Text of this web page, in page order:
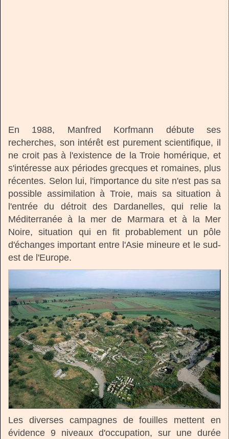
En 1988, Manfred Korfmann débute ses
recherches, son intérêt est purement scientifique, il
ne croit pas à l'existence de la Troie homérique, et
s'intéresse aux périodes grecques et romaines, plus
récentes. Selon lui, l'importance du site n'est pas sa
possible assimilation à Troie, mais sa situation à
l'entrée du détroit des Dardanelles, qui relie la
Méditerranée à la mer de Marmara et à la Mer
Noire, situation qui en fit probablement un pôle
d'échanges important entre l'Asie mineure et le sud-
est de l'Europe.
Les diverses campagnes de fouilles mettent en
évidence 9 niveaux d'occupation, sur une durée